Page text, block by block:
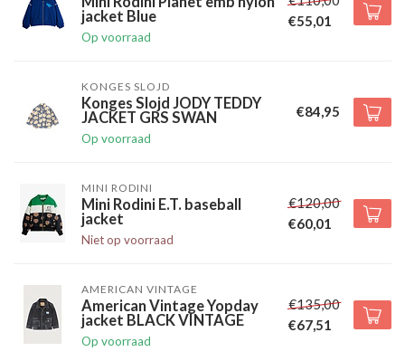
jacket Blue
Op voorraad
€55,01
KONGES SLOJD
Konges Slojd JODY TEDDY
JACKET GRS SWAN
Op voorraad
€84,95
MINI RODINI
Mini Rodini E.T. baseball
jacket
Niet op voorraad
€120,00
€60,01
AMERICAN VINTAGE
American Vintage Yopday
jacket BLACK VINTAGE
Op voorraad
€135,00
€67,51